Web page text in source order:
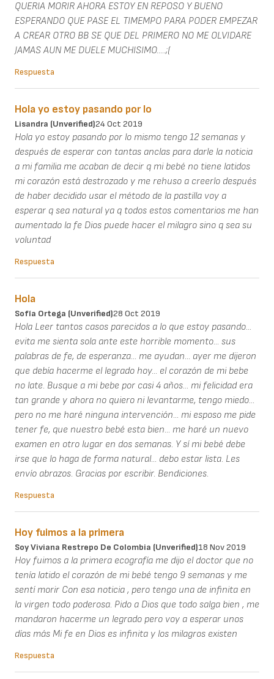
QUERIA MORIR AHORA ESTOY EN REPOSO Y BUENO
ESPERANDO QUE PASE EL TIMEMPO PARA PODER EMPEZAR
A CREAR OTRO BB SE QUE DEL PRIMERO NO ME OLVIDARE
JAMAS AUN ME DUELE MUCHISIMO.....;(
Respuesta
Hola yo estoy pasando por lo
Lisandra (unverified)24 Oct 2019
Hola yo estoy pasando por lo mismo tengo 12 semanas y
después de esperar con tantas anclas para darle la noticia
a mi familia me acaban de decir q mi bebé no tiene latidos
mi corazón está destrozado y me rehuso a creerlo después
de haber decidido usar el método de la pastilla voy a
esperar q sea natural ya q todos estos comentarios me han
aumentado la fe Dios puede hacer el milagro sino q sea su
voluntad
Respuesta
Hola
Sofía Ortega (unverified)28 Oct 2019
Hola Leer tantos casos parecidos a lo que estoy pasando...
evita me sienta sola ante este horrible momento... sus
palabras de fe, de esperanza... me ayudan... ayer me dijeron
que debía hacerme el legrado hoy... el corazón de mi bebe
no late. Busque a mi bebe por casi 4 años... mi felicidad era
tan grande y ahora no quiero ni levantarme, tengo miedo...
pero no me haré ninguna intervención... mi esposo me pide
tener fe, que nuestro bebé esta bien... me haré un nuevo
examen en otro lugar en dos semanas. Y sí mi bebé debe
irse que lo haga de forma natural... debo estar lista. Les
envío abrazos. Gracias por escribir. Bendiciones.
Respuesta
Hoy fuimos a la primera
Soy Viviana Restrepo De Colombia (unverified)18 Nov 2019
Hoy fuimos a la primera ecografía me dijo el doctor que no
tenía latido el corazón de mi bebé tengo 9 semanas y me
sentí morir Con esa noticia , pero tengo una de infinita en
la virgen todo poderosa. Pido a Dios que todo salga bien , me
mandaron hacerme un legrado pero voy a esperar unos
días más Mi fe en Dios es infinita y los milagros existen
Respuesta